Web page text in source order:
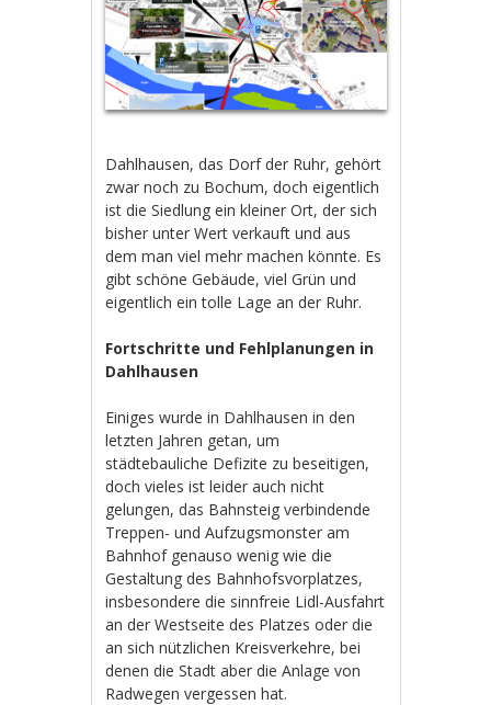
Dahlhausen, das Dorf der Ruhr, gehört
zwar noch zu Bochum, doch eigentlich
ist die Siedlung ein kleiner Ort, der sich
bisher unter Wert verkauft und aus
dem man viel mehr machen könnte. Es
gibt schöne Gebäude, viel Grün und
eigentlich ein tolle Lage an der Ruhr.
Fortschritte und Fehlplanungen in
Dahlhausen
Einiges wurde in Dahlhausen in den
letzten Jahren getan, um
städtebauliche Defizite zu beseitigen,
doch vieles ist leider auch nicht
gelungen, das Bahnsteig verbindende
Treppen- und Aufzugsmonster am
Bahnhof genauso wenig wie die
Gestaltung des Bahnhofsvorplatzes,
insbesondere die sinnfreie Lidl-Ausfahrt
an der Westseite des Platzes oder die
an sich nützlichen Kreisverkehre, bei
denen die Stadt aber die Anlage von
Radwegen vergessen hat.